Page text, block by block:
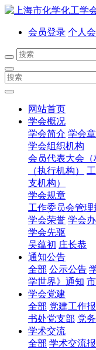
会员登录 个人
网站首页
学会概况
学会简介 学会
学会组织机构
会员代表大会（
（执行机构）
支机构）
学会规章
工作委员会管理
学会荣誉 学会
学会先驱
吴蕴初 庄长恭
通知公告
全部 公示公告
学世界》通知
学会党建
全部 党建工作
书处党支部 党
学术交流
全部 学术交流